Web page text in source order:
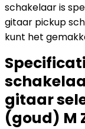
schakelaar is
gitaar pickup
kunt het
gitaar
(goud) M